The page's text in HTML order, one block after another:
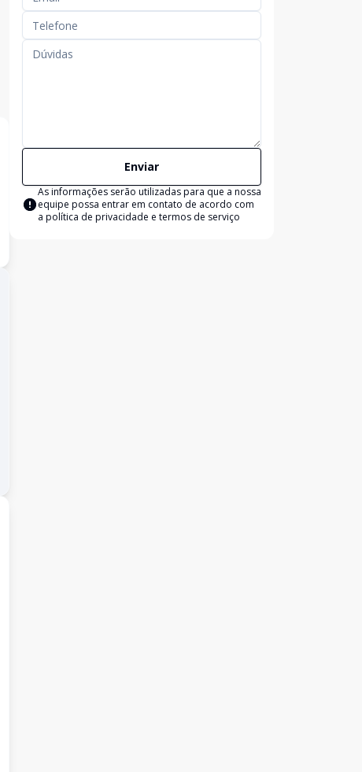
Enviar
As informações serão utilizadas para que a nossa
equipe possa entrar em contato de acordo com
a política de privacidade e termos de serviço